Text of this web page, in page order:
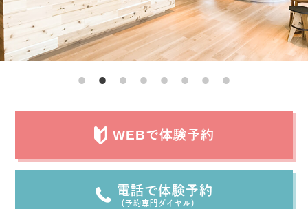
WEBで体験予約
電話で体験予約
（予約専門ダイヤル）